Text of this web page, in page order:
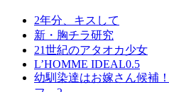
2年分、キスして
新・胸チラ研究
21世紀のアタオカ少女
L’HOMME IDEAL0.5
幼馴染達はお嫁さん候補